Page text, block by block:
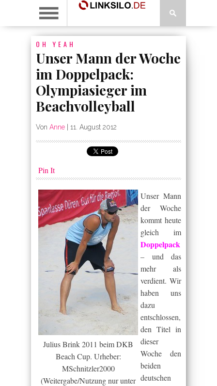
OH YEAH
Unser Mann der Woche
im Doppelpack:
Olympiasieger im
Beachvolleyball
Von Anne 11. August 2012
Pin It
Julius Brink 2011 beim DKB
Beach Cup. Urheber:
MSchnitzler2000
(Weitergabe/Nutzung nur unter
Unser Mann
der Woche
kommt heute
gleich im
Doppelpack
– und das
mehr als
verdient. Wir
haben uns
dazu
entschlossen,
den Titel in
dieser
Woche den
beiden
deutschen